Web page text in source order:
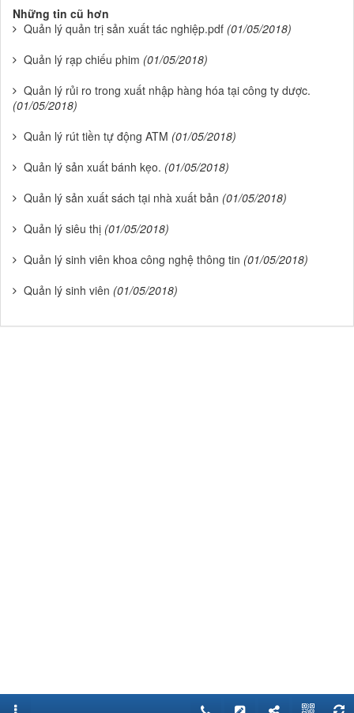
Những tin cũ hơn
Quản lý quản trị sản xuất tác nghiệp.pdf (01/05/2018)
Quản lý rạp chiếu phim (01/05/2018)
Quản lý rủi ro trong xuất nhập hàng hóa tại công ty dược.
(01/05/2018)
Quản lý rút tiền tự động ATM (01/05/2018)
Quản lý sản xuất bánh kẹo. (01/05/2018)
Quản lý sản xuất sách tại nhà xuất bản (01/05/2018)
Quản lý siêu thị (01/05/2018)
Quản lý sinh viên khoa công nghệ thông tin (01/05/2018)
Quản lý sinh viên (01/05/2018)